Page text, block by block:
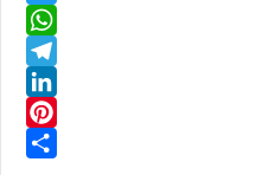
Twitter
WhatsApp
Telegram
LinkedIn
Pinterest